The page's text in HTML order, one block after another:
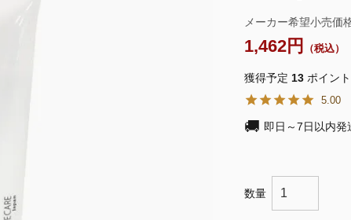
メーカー希望小売価
1,462
獲得予定 13 ポイント
5.00
即日～7日以内